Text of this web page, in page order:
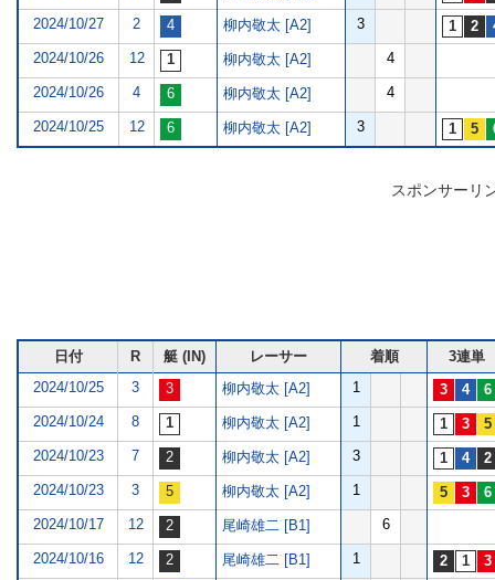
2024/10/27 2 柳内敬太 [A2] 3
2024/10/26 12 柳内敬太 [A2] 4
2024/10/26 4 柳内敬太 [A2] 4
2024/10/25 12 柳内敬太 [A2] 3
スポンサーリ
日付 R 艇 (IN) レーサー 着順
3連単
2024/10/25
3 柳内敬太 [A2] 1
2024/10/24 8 柳内敬太 [A2] 1
2024/10/23 7 柳内敬太 [A2] 3
2024/10/23 3 柳内敬太 [A2] 1
2024/10/17 12 尾崎雄二 [B1] 6
2024/10/16 12 尾崎雄二 [B1] 1